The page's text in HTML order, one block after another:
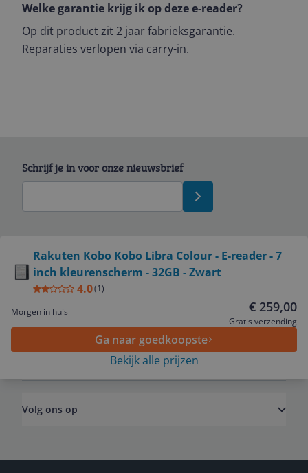
Welke garantie krijg ik op deze e-reader?
Op dit product zit 2 jaar fabrieksgarantie.
Reparaties verlopen via carry-in.
Rakuten Kobo Kobo Libra Colour - E-reader - 7
inch kleurenscherm - 32GB - Zwart
4.0(1)
Morgen in huis
€ 259,00
Gratis verzending
Ga naar goedkoopste
Bekijk alle prijzen
Schrijf je in voor onze nieuwsbrief
Service
Algemeen
Volg ons op